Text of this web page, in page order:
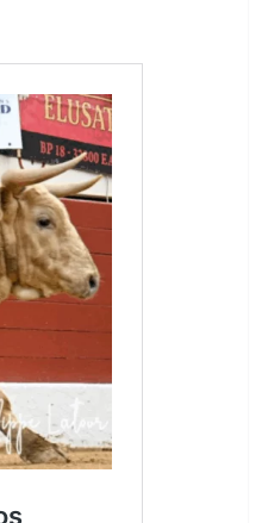
Olivier Castelnau